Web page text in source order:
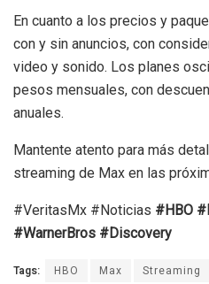
En cuanto a los precios y
con y sin anuncios, con
video y sonido. Los planes
pesos mensuales, con
anuales.
Mantente atento para más
streaming de Max en las
#VeritasMx #Noticias #HBO
#WarnerBros #Discovery
Tags: HBO Max Streaming